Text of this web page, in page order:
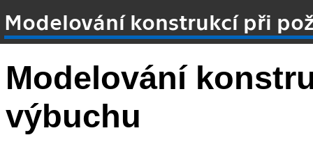
Modelování konstrukcí při
Modelování
výbuchu